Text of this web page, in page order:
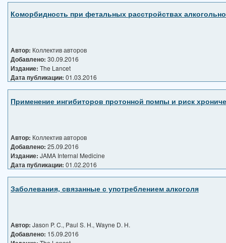
Коморбидность при фетальных расстройствах
Автор: Коллектив авторов
Добавлено: 30.09.2016
Издание: The Lancet
Дата публикации: 01.03.2016
Применение ингибиторов протонной помпы и риск
Автор: Коллектив авторов
Добавлено: 25.09.2016
Издание: JAMA Internal Medicine
Дата публикации: 01.02.2016
Заболевания, связанные с употреблением алкоголя
Автор: Jason P. C., Paul S. H., Wayne D. H.
Добавлено: 15.09.2016